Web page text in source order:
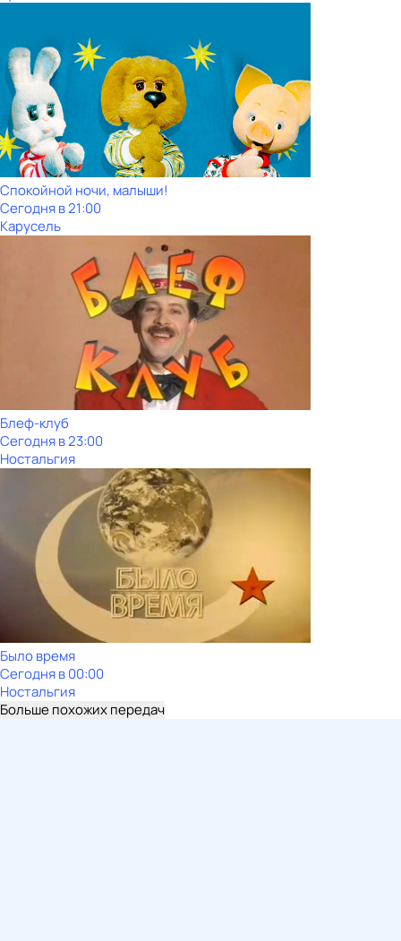
Спокойной ночи, малыши!
Сегодня в 21:00
Карусель
Блеф-клуб
Сегодня в 23:00
Ностальгия
Было время
Сегодня в 00:00
Ностальгия
Больше похожих передач